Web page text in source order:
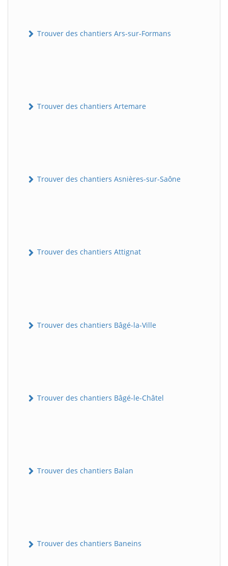
Trouver des chantiers Ars-sur-Formans
Trouver des chantiers Artemare
Trouver des chantiers Asnières-sur-Saône
Trouver des chantiers Attignat
Trouver des chantiers Bâgé-la-Ville
Trouver des chantiers Bâgé-le-Châtel
Trouver des chantiers Balan
Trouver des chantiers Baneins